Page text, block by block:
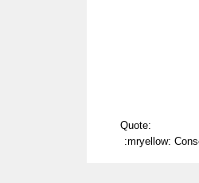
Quote:
:mryellow: